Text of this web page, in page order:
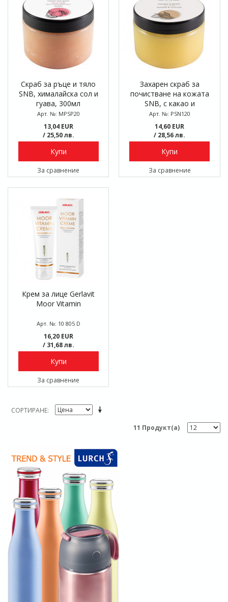
Скраб за ръце и тяло
SNB, хималайска сол и
гуава, 300мл
Арт. №: MPSP20
13,04 EUR
/ 25,50 лв.
Купи
За сравнение
Захарен скраб за
почистване на кожата
SNB, с какао и
растителни масла, 300
мл
Арт. №: PSN120
14,60 EUR
/ 28,56 лв.
Купи
За сравнение
Крем за лице Gerlavit
Moor Vitamin
Арт. №: 10 805 D
16,20 EUR
/ 31,68 лв.
Купи
За сравнение
СОРТИРАНЕ
11 Продукт(а)